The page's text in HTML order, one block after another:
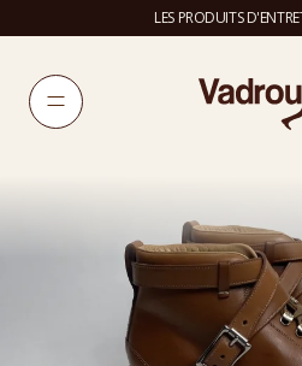
LES PRODUITS